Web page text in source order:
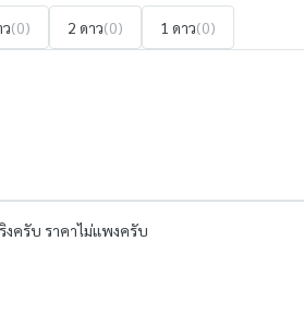
(0) 2 ดาว(0) 1 ดาว(0)
ครับ ราคาไม่แพงครับ